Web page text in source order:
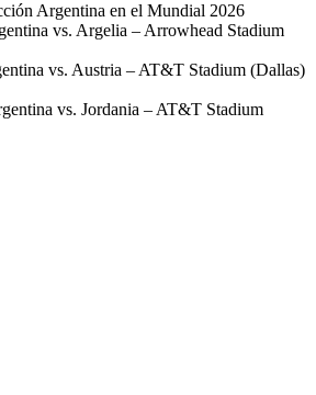
Argentina en el Mundial 2026
vs. Argelia – Arrowhead Stadium
vs. Austria – AT&T Stadium (Dallas)
vs. Jordania – AT&T Stadium